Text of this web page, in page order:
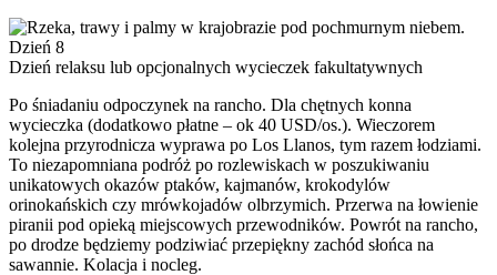
Dzień 8
Dzień relaksu lub opcjonalnych wycieczek fakultatywnych
Po śniadaniu odpoczynek na rancho. Dla chętnych konna
wycieczka (dodatkowo płatne – ok 40 USD/os.). Wieczorem
kolejna przyrodnicza wyprawa po Los Llanos, tym razem łodziami.
To niezapomniana podróż po rozlewiskach w poszukiwaniu
unikatowych okazów ptaków, kajmanów, krokodylów
orinokańskich czy mrówkojadów olbrzymich. Przerwa na łowienie
piranii pod opieką miejscowych przewodników. Powrót na rancho,
po drodze będziemy podziwiać przepiękny zachód słońca na
sawannie. Kolacja i nocleg.